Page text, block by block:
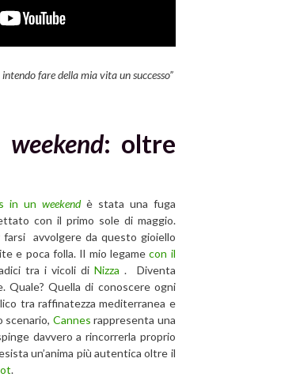
fare della mia vita un successo”
weekend: oltre
in un weekendè stata una fuga
con il primo sole di maggio.
avvolgere da questo gioiello
e poca folla. Il mio legamecon il
tra i vicoli diNizza . Diventa
Quale? Quella di conoscere ogni
tra raffinatezza mediterranea e
scenario, Cannes rappresenta una
davvero a rincorrerla proprio
un’anima più autentica oltre il
.